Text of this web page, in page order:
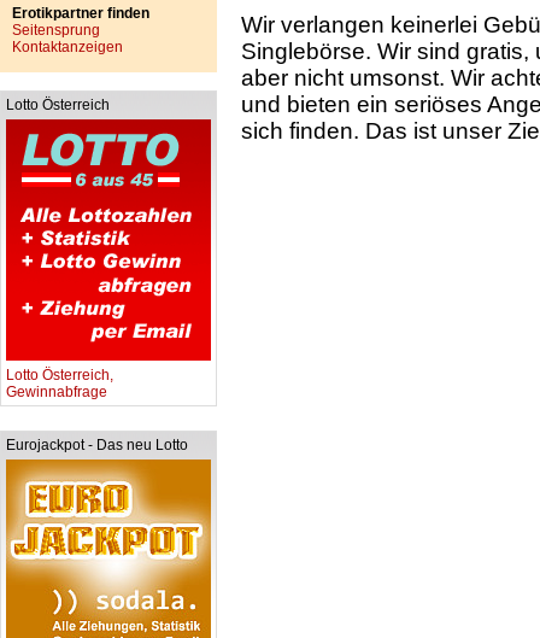
Erotikpartner finden
Seitensprung
Kontaktanzeigen
Lotto Österreich
Lotto Österreich,
Gewinnabfrage
Eurojackpot - Das neu Lotto
Wir verlangen keinerlei
Singlebörse. Wir sind
aber nicht umsonst. Wir
und bieten ein seriöses
sich finden. Das ist unser